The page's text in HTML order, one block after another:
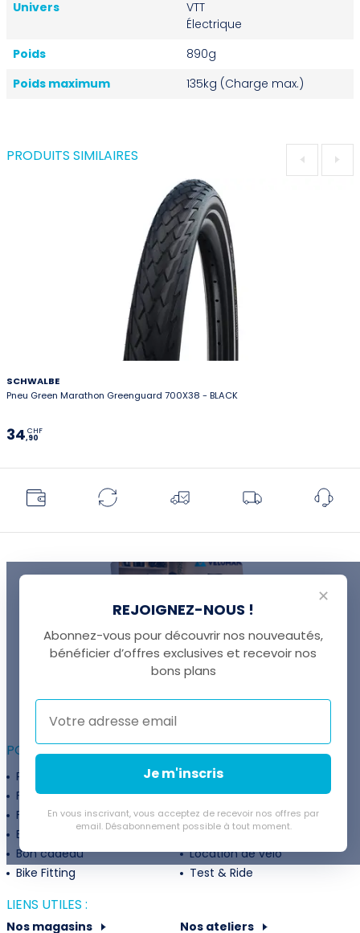
Univers
VTT
Électrique
Poids
890g
Poids maximum
135kg (Charge max.)
PRODUITS SIMILAIRES
SCHWALBE
Pneu Green Marathon Greenguard 700X38 - BLACK
34,90
CHF
UNE QUESTION ?
+41 22 307 02 00
POUR ALLER PLUS LOIN :
Programme fidélité
Entreprises
Financement
Services
Flexibilité de paiement
Subventions
Extension de garantie
Politique de retour
Bon cadeau
Location de vélo
Bike Fitting
Test & Ride
LIENS UTILES :
Nos magasins Nos ateliers
✕
REJOIGNEZ-NOUS !
Abonnez-vous pour découvrir nos nouveautés,
bénéficier d’offres exclusives et recevoir nos
bons plans
Je m'inscris
En vous inscrivant, vous acceptez de recevoir nos offres par
email. Désabonnement possible à tout moment.